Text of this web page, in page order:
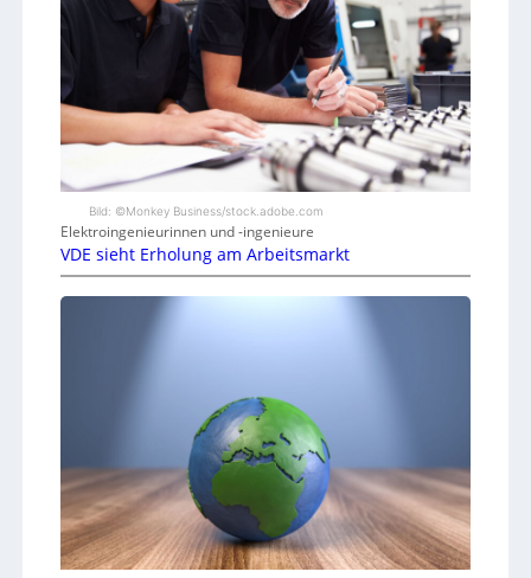
Bild: ©Monkey Business/stock.adobe.com
Elektroingenieurinnen und -ingenieure
VDE sieht Erholung am Arbeitsmarkt